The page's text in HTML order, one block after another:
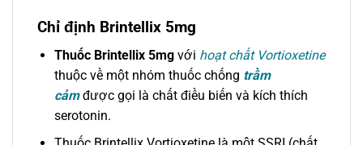
Chỉ định Brintellix 5mg
Thuốc Brintellix 5mgvới hoạt chất Vortioxetine
thuộc về một nhóm thuốc chống trầm
cảmđược gọi là chất điều biến và kích thích
serotonin.